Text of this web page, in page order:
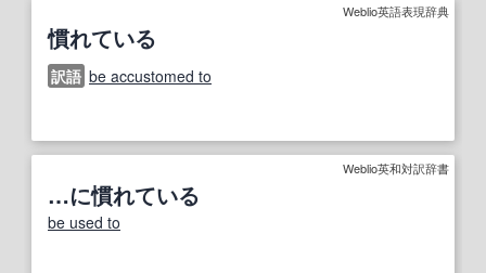
Weblio英語表現辞典
慣れている
訳語 be accustomed to
Weblio英和対訳辞書
…に慣れている
be used to